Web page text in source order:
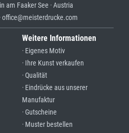
am Faaker See · Austria
office@meisterdrucke.com
Weitere Informationen
· Eigenes Motiv
· Ihre Kunst verkaufen
· Qualität
· Eindrücke aus unserer
Manufaktur
· Gutscheine
· Muster bestellen